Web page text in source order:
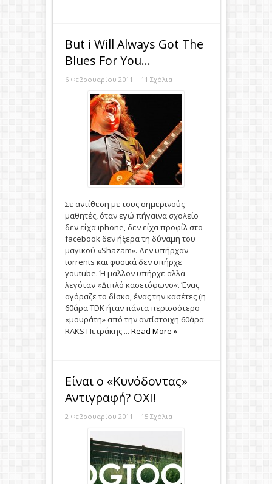
Βut i Will Always Got The
Blues For You…
6 Φεβρουαρίου 2011 11 Σχόλια
Σε αντίθεση με τους σημερινούς
μαθητές, όταν εγώ πήγαινα σχολείο
δεν είχα iphone, δεν είχα προφίλ στο
facebook δεν ήξερα τη δύναμη του
μαγικού «Shazam». Δεν υπήρχαν
torrents και φυσικά δεν υπήρχε
youtube. Ή μάλλον υπήρχε αλλά
λεγόταν «Διπλό κασετόφωνο«. Ένας
αγόραζε το δίσκο, ένας την κασέτες (η
60άρα TDK ήταν πάντα περισσότερο
«μουράτη» από την αντίστοιχη 60άρα
RAKS Πετράκης ... Read More »
Eίναι ο «Κυνόδοντας»
Αντιγραφή? ΟΧΙ!
2 Φεβρουαρίου 2011 15 Σχόλια